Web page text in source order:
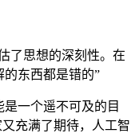
了思想的深刻性。在
东西都是错的”
一个遥不可及的目
充满了期待，人工智